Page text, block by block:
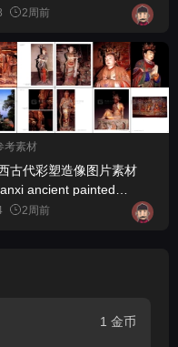
China photography
2周前
考素材
古代彩塑造像图片素材
ancient painted
statue image
2周前
1 金币